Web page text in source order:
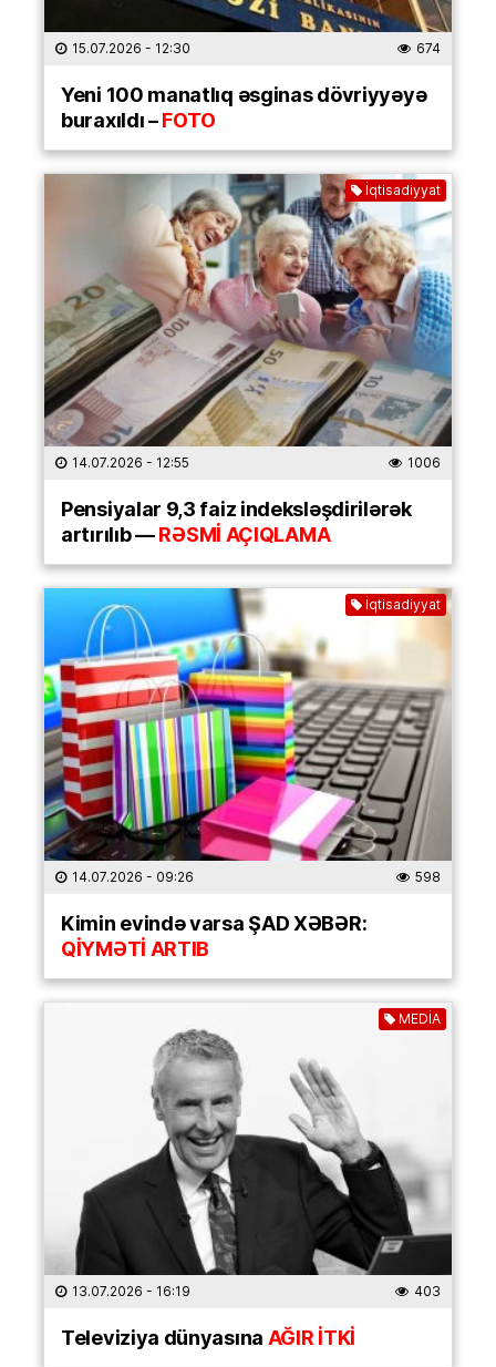
15.07.2026 - 12:30 674
Yeni 100 manatlıq əsginas dövriyyəyə
buraxıldı –FOTO
İqtisadiyyat
14.07.2026 - 12:55 1006
Pensiyalar 9,3 faiz indeksləşdirilərək
artırılıb —RƏSMİ AÇIQLAMA
İqtisadiyyat
14.07.2026 - 09:26 598
Kimin evində varsa ŞAD XƏBƏR:
QİYMƏTİ ARTIB
MEDİA
13.07.2026 - 16:19 403
Televiziya dünyasınaAĞIR İTKİ